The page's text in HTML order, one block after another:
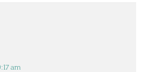
am